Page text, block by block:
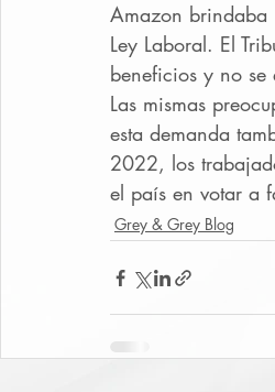
Amazon brindaba
Ley Laboral. El
beneficios y no se
Las mismas
esta demanda
2022, los
el país en votar a
Grey & Grey Blog